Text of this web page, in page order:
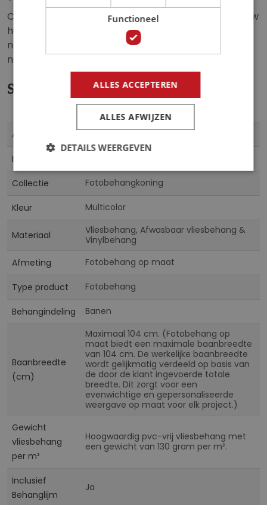
Creëer een speelse en inspirerende ambiance in jouw
huis en laat je verrassen door de levendigheid van de
natuur. Breng de vreugde van bloemen in volle bloei
naar binnen met ons fotobehang.
Specificaties
informatie
Artikelnummer FBKFT-730
EAN
Collectie Fotobehangkoning
Kleur Multicolor
Materiaal
Vliesbehang, Afwasbaar vliesbehang &
Vinylbehang
Afmeting
Fotobehang op maat
Type product Fotobehang
Behangindeling Banen
Baanbreedte
(cm)
Maximaal 104 cm. (Fotobehang op
maat biedt een maximale baanbreedte
van 104 cm. De werkelijke baanbreedte
wordt gelijkmatig verdeeld op basis van
de door de klant ingevoerde totale
breedte. Dit zorgt voor een
evenwichtige en gepersonaliseerde
weergave op maat voor elk project.)
Gewicht
vliesbehang
per m²
Hoogwaardig pvc-vrij vliesbehang met
een gewicht van 130 gram per m².
Inclusief
Behanglijm
Ja
Functioneel
ALLES ACCEPTEREN
ALLES AFWIJZEN
DETAILS WEERGEVEN